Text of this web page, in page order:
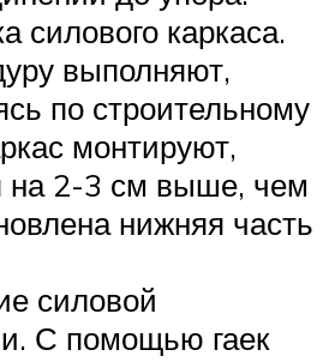
силового каркаса.
выполняют,
по строительному
монтируют,
на 2-3 см выше, чем
нижняя часть
силовой
С помощью гаек